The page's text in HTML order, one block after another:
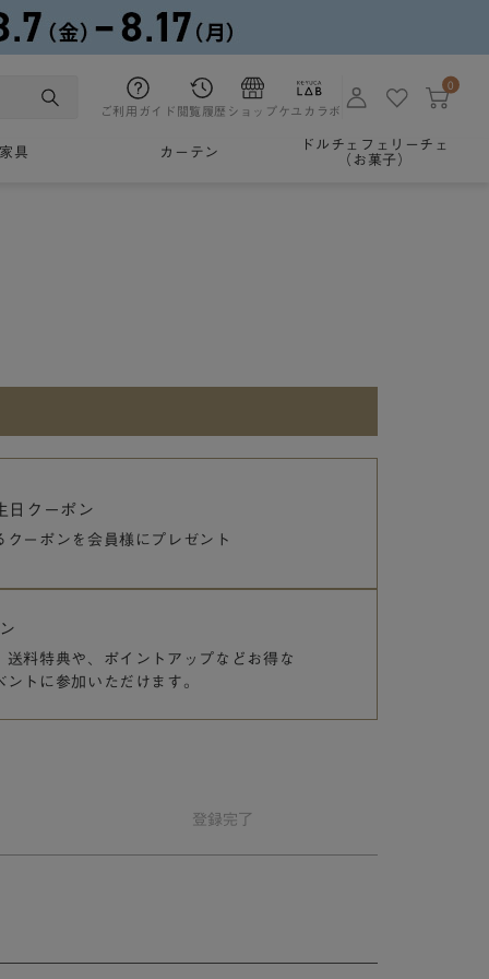
ご利用ガイド 閲覧履歴 ショップケユカラボ
0
家具 カーテン
ドルチェフェリーチェ
（お菓子）
日クーポン
クーポンを 会員様にプレゼント
料特典や、
ポイントアップなどお得な
ントに参加いただけます。
登録完了